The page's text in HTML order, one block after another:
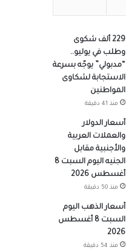
229 ألف شكوى
وطلب في يوليو..
“مدبولي” يوجّه بسرعة
الاستجابة لشكاوى
المواطنين
منذ 41 دقيقة
أسعار الدولار
والعملات العربية
والأجنبية مقابل
الجنيه اليوم السبت 8
أغسطس 2026
منذ 50 دقيقة
أسعار الذهب اليوم
السبت 8 أغسطس
2026
منذ 54 دقيقة